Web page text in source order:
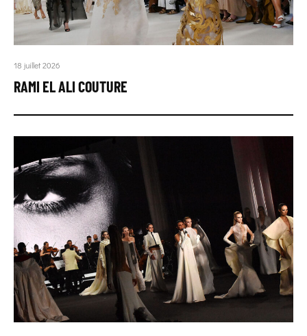
18 juillet 2026
RAMI EL ALI COUTURE